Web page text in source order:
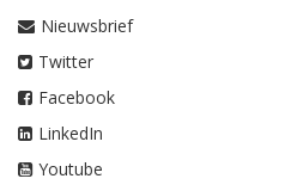
Nieuwsbrief
Twitter
Facebook
LinkedIn
Youtube